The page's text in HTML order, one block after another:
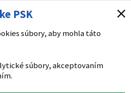
PSK
súbory, aby mohla táto
súbory, akceptovaním